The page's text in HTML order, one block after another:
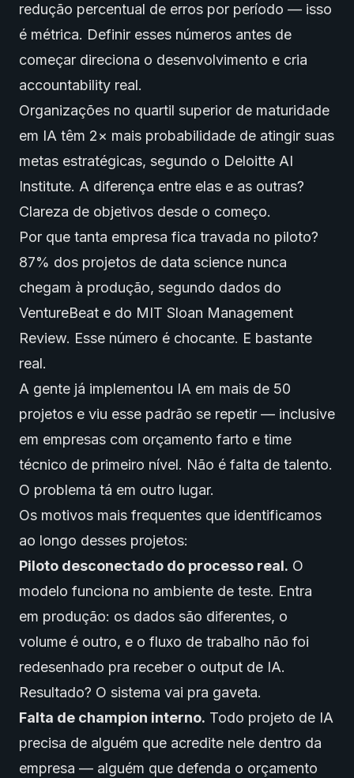
redução percentual de erros por período — isso
é métrica. Definir esses números antes de
começar direciona o desenvolvimento e cria
accountability real.
Organizações no quartil superior de maturidade
em IA têm 2× mais probabilidade de atingir suas
metas estratégicas, segundo o Deloitte AI
Institute. A diferença entre elas e as outras?
Clareza de objetivos desde o começo.
Por que tanta empresa fica travada no piloto?
87% dos projetos de data science nunca
chegam à produção, segundo dados do
VentureBeat e do MIT Sloan Management
Review. Esse número é chocante. E bastante
real.
A gente já implementou IA em mais de 50
projetos e viu esse padrão se repetir — inclusive
em empresas com orçamento farto e time
técnico de primeiro nível. Não é falta de talento.
O problema tá em outro lugar.
Os motivos mais frequentes que identificamos
ao longo desses projetos:
Piloto desconectado do processo real. O
modelo funciona no ambiente de teste. Entra
em produção: os dados são diferentes, o
volume é outro, e o fluxo de trabalho não foi
redesenhado pra receber o output de IA.
Resultado? O sistema vai pra gaveta.
Falta de champion interno. Todo projeto de IA
precisa de alguém que acredite nele dentro da
empresa — alguém que defenda o orçamento